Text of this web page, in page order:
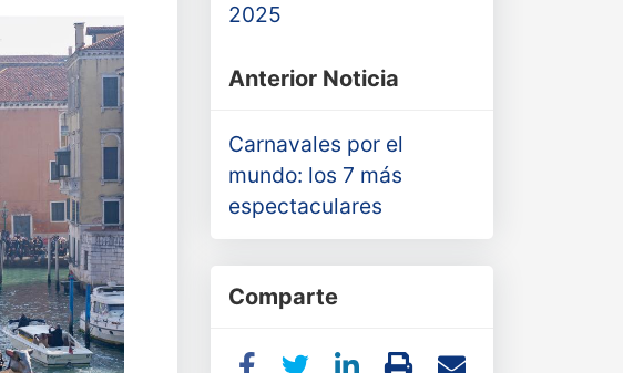
2025
Anterior Noticia
Carnavales por el
mundo: los 7 más
espectaculares
Comparte